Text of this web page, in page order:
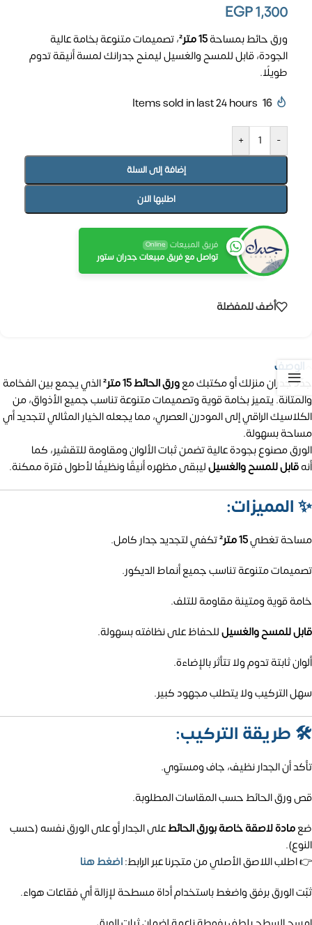
EGP1,300
ورق حائط بمساحة15 متر²
، تصميمات متنوعة بخامة عالية
الجودة، قابل للمسح والغسيل ليمنح جدرانك لمسة أنيقة تدوم
طويلًا.
16
Items sold in last 24 hours
-
+
إضافة إلى السلة
اطلبها الان
فريق المبيعات Online
تواصل مع فريق مبيعات جدران ستور
أضف للمفضلة
الوصف
جدّد جدران منزلك أو مكتبك معورق الحائط 15 متر²
الذي يجمع بين الفخامة
والمتانة. يتميز بخامة قوية وتصميمات متنوعة تناسب جميع الأذواق، من
الكلاسيك الراقي إلى المودرن العصري، مما يجعله الخيار المثالي لتجديد أي
مساحة بسهولة.
الورق مصنوع بجودة عالية تضمن ثبات الألوان ومقاومة للتقشير، كما
أنهقابل للمسح والغسيلليبقى مظهره أنيقًا ونظيفًا لأطول فترة ممكنة.
✨المميزات:
مساحة تغطي15 متر²
تكفي لتجديد جدار كامل.
تصميمات متنوعة تناسب جميع أنماط الديكور.
خامة قوية ومتينة مقاومة للتلف.
قابل للمسح والغسيلللحفاظ على نظافته بسهولة.
ألوان ثابتة تدوم ولا تتأثر بالإضاءة.
سهل التركيب ولا يتطلب مجهود كبير.
🛠️ طريقة التركيب:
تأكد أن الجدار نظيف، جاف ومستوي.
قص ورق الحائط حسب المقاسات المطلوبة.
ضعمادة لاصقة خاصة بورق الحائطعلى الجدار أو على الورق نفسه (حسب
النوع).
👉 اطلب اللاصق الأصلي من متجرنا عبر الرابط:اضغط هنا
ثبّت الورق برفق واضغط باستخدام أداة مسطحة لإزالة أي فقاعات هواء.